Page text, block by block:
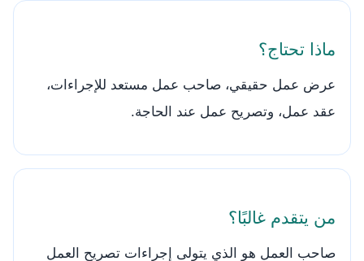
ماذا تحتاج؟
عرض عمل حقيقي، صاحب عمل مستعد للإجراءات،
عقد عمل، وتصريح عمل عند الحاجة.
من يتقدم غالبًا؟
صاحب العمل هو الذي يتولى إجراءات تصريح العمل